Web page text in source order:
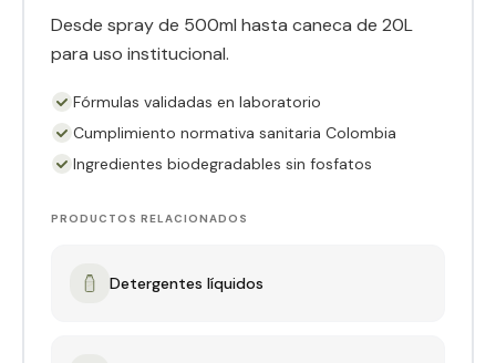
Desde spray de 500ml hasta caneca de 20L
para uso institucional.
Fórmulas validadas en laboratorio
Cumplimiento normativa sanitaria Colombia
Ingredientes biodegradables sin fosfatos
PRODUCTOS RELACIONADOS
Detergentes líquidos